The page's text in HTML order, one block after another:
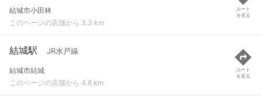
結城市小田林
このページの店舗から 3.3 km
ルート
を見る
結城駅 JR水戸線
結城市結城
このページの店舗から 4.8 km
ルート
を見る